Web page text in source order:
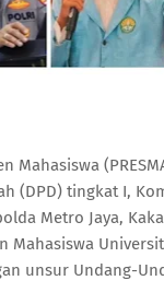
Mahasiswa
(DPD) tingkat I,
Metro Jaya,
Mahasiswa
unsur Undang-